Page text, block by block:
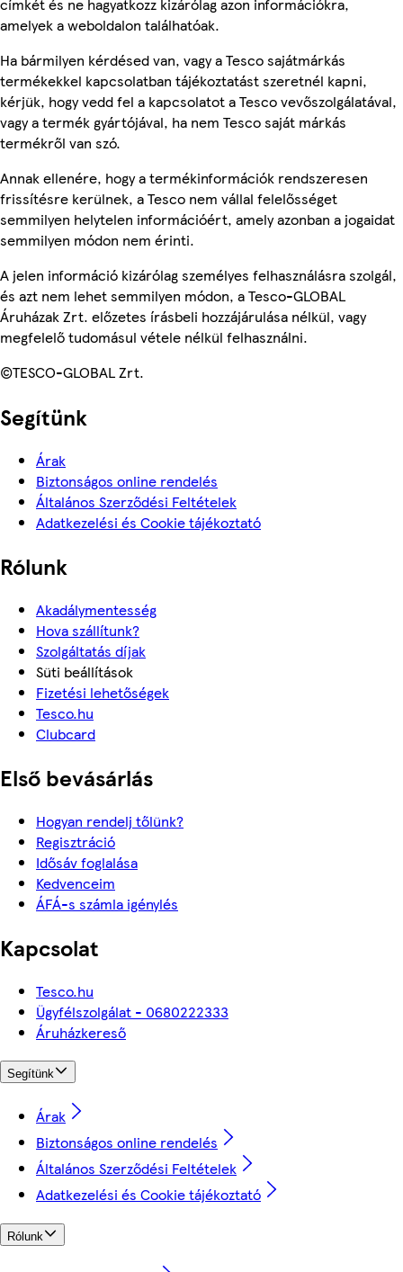
címkét és ne hagyatkozz kizárólag azon információkra,
amelyek a weboldalon találhatóak.
Ha bármilyen kérdésed van, vagy a Tesco sajátmárkás
termékekkel kapcsolatban tájékoztatást szeretnél kapni,
kérjük, hogy vedd fel a kapcsolatot a Tesco vevőszolgálatával,
vagy a termék gyártójával, ha nem Tesco saját márkás
termékről van szó.
Annak ellenére, hogy a termékinformációk rendszeresen
frissítésre kerülnek, a Tesco nem vállal felelősséget
semmilyen helytelen információért, amely azonban a jogaidat
semmilyen módon nem érinti.
A jelen információ kizárólag személyes felhasználásra szolgál,
és azt nem lehet semmilyen módon, a Tesco-GLOBAL
Áruházak Zrt. előzetes írásbeli hozzájárulása nélkül, vagy
megfelelő tudomásul vétele nélkül felhasználni.
©TESCO-GLOBAL Zrt.
Segítünk
Árak
Biztonságos online rendelés
Általános Szerződési Feltételek
Adatkezelési és Cookie tájékoztató
Rólunk
Akadálymentesség
Hova szállítunk?
Szolgáltatás díjak
Süti beállítások
Fizetési lehetőségek
Tesco.hu
Clubcard
Első bevásárlás
Hogyan rendelj tőlünk?
Regisztráció
Idősáv foglalása
Kedvenceim
ÁFÁ-s számla igénylés
Kapcsolat
Tesco.hu
Ügyfélszolgálat - 0680222333
Áruházkereső
Segítünk
Árak
Biztonságos online rendelés
Általános Szerződési Feltételek
Adatkezelési és Cookie tájékoztató
Rólunk